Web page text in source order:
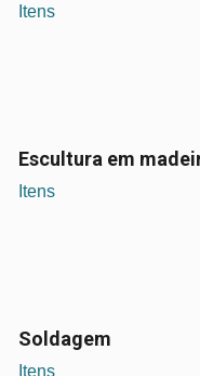
Itens
Escultura em
Itens
Soldagem
Itens